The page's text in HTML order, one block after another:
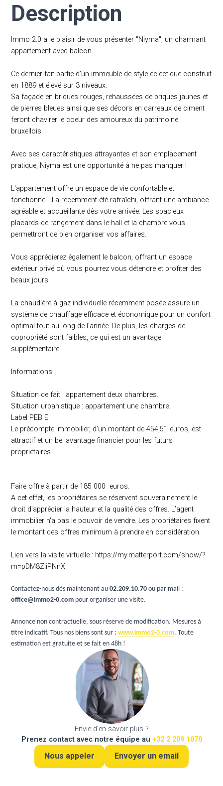
Description
Immo 2.0 a le plaisir de vous présenter "Niyma", un charmant
appartement avec balcon.
Ce dernier fait partie d'un immeuble de style éclectique construit
en 1889 et élevé sur 3 niveaux.
Sa façade en briques rouges, rehaussées de briques jaunes et
de pierres bleues ainsi que ses décors en carreaux de ciment
feront chavirer le coeur des amoureux du patrimoine
bruxellois.
Avec ses caractéristiques attrayantes et son emplacement
pratique, Niyma est une opportunité à ne pas manquer !
L'appartement offre un espace de vie confortable et
fonctionnel. Il a récemment été rafraîchi, offrant une ambiance
agréable et accueillante dès votre arrivée. Les spacieux
placards de rangement dans le hall et la chambre vous
permettront de bien organiser vos affaires.
Vous apprécierez également le balcon, offrant un espace
extérieur privé où vous pourrez vous détendre et profiter des
beaux jours.
La chaudière à gaz individuelle récemment posée assure un
système de chauffage efficace et économique pour un confort
optimal tout au long de l'année. De plus, les charges de
copropriété sont faibles, ce qui est un avantage
supplémentaire.
Informations :
Situation de fait : appartement deux chambres.
Situation urbanistique : appartement une chambre.
Label PEB E
Le précompte immobilier, d'un montant de 454,51 euros, est
attractif et un bel avantage financier pour les futurs
propriétaires.
Faire offre à partir de 185 000 euros.
A cet effet, les propriétaires se réservent souverainement le
droit d'apprécier la hauteur et la qualité des offres. L’agent
immobilier n'a pas le pouvoir de vendre. Les propriétaires fixent
le montant des offres minimum à prendre en considération.
Lien vers la visite virtuelle : https://my.matterport.com/show/?
m=pDM8ZiiPNnX
Contactez-nous dès maintenant au02.209.10.70 ou par mail :
office@immo2-0.com pour organiser une visite.
Annonce non contractuelle, sous réserve de modification. Mesures à
titre indicatif. Tous nos biens sont sur :www.immo2-0.com. Toute
estimation est gratuite et se fait en 48h !
Envie d'en savoir plus ?
Prenez contact avec notre équipe au +32 2 209 1070
Nous appeler Envoyer un email